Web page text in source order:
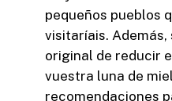
pequeños pueblos
visitaríais.
original de reducir
vuestra luna de
recomendaciones